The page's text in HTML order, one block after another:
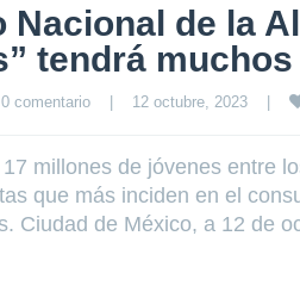
de la
tendrá
0 comentario 12 octubre, 2023
millones de jóvenes entre
que más inciden en el
Ciudad de México, a 12 de